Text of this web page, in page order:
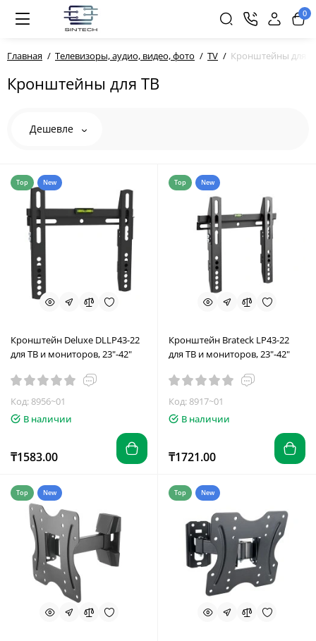
0
Главная Телевизоры, аудио, видео, фото TV Кронштейны для
Кронштейны для ТВ
Дешевле
Top New
Кронштейн Deluxe DLLP43-22
для ТВ и мониторов, 23"-42"
Код: 8956~01
В наличии
₸1583.00
Top New
Кронштейн Brateck LP43-22
для ТВ и мониторов, 23"-42"
Код: 8917~01
В наличии
₸1721.00
Top New Top New